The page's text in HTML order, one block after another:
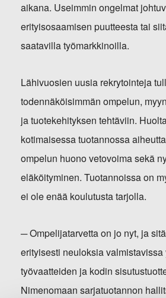
aikana. Useimmin ongelmat
erityisosaamisen puutteesta tai
saatavilla työmarkkinoilla.
Lähivuosien uusia rekrytointeja
todennäköisimmän ompelun,
ja tuotekehityksen tehtäviin.
kotimaisessa tuotannossa
ompelun huono vetovoima sekä
eläköityminen. Tuotannoissa on
ei ole enää koulutusta tarjolla.
─ Ompelijatarvetta on jo nyt, ja
erityisesti neuloksia
työvaatteiden ja kodin
Nimenomaan sarjatuotannon